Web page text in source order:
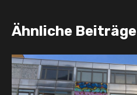
Ähnliche Beiträge